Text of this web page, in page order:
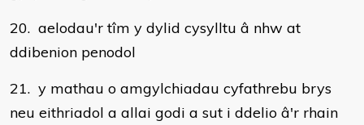
20. aelodau'r tîm y dylid cysylltu â nhw at
ddibenion penodol
21. y mathau o amgylchiadau cyfathrebu brys
neu eithriadol a allai godi a sut i ddelio â'r rhain